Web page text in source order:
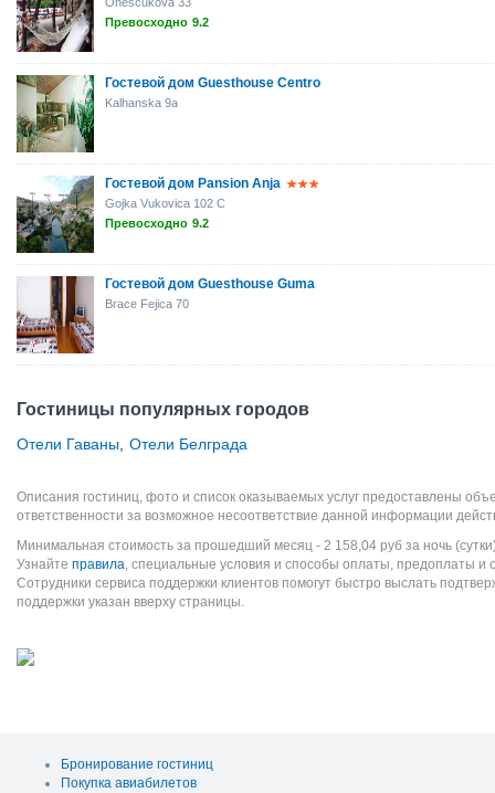
Превосходно 9.2
Гостевой дом Guesthouse Centro
Kalhanska 9a
Гостевой дом Pansion Anja
Gojka Vukovica 102 C
Превосходно 9.2
Гостевой дом Guesthouse Guma
Brace Fejica 70
Гостиницы популярных городов
Отели Гаваны Отели Белграда
Описания гостиниц, фото и список оказываемых услуг предоставлены
ответственности за возможное несоответствие данной информации
Минимальная стоимость за прошедший месяц - 2 158,04 руб за ночь
Узнайте правила, специальные условия и способы оплаты, предоплаты и
Сотрудники сервиса поддержки клиентов помогут быстро выслать
поддержки указан вверху страницы.
Бронирование гостиниц
Покупка авиабилетов